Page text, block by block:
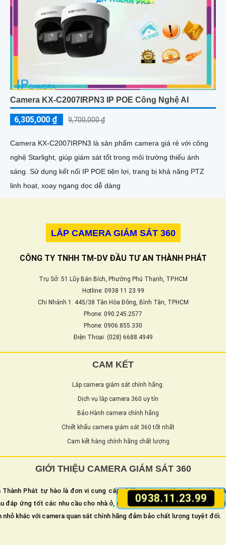
0938.11.23.99
Camera KX-C2007IRPN3 IP POE Công Nghệ AI
6,305,000 ₫ 9,700,000 ₫
Camera KX-C2007IRPN3 là sản phẩm camera giá rẻ với công
nghệ Starlight, giúp giám sát tốt trong môi trường thiếu ánh
sáng. Sử dụng kết nối IP POE tiện lợi, trang bị khả năng PTZ
linh hoạt, xoay ngang dọc dễ dàng
LẮP CAMERA GIÁM SÁT 360
CÔNG TY TNHH TM-DV ĐẦU TƯ AN THÀNH PHÁT
Trụ Sở: 51 Lũy Bán Bích, Phường Phú Thạnh, TP.HCM
Hotline: 0938 11 23 99
Chi Nhánh 1: 445/38 Tân Hòa Đông, Bình Tân, TPHCM
Phone: 090.245.2577
Phone: 0906.855.330
Điện Thoại: (028) 6688.4949
CAM KẾT
Lắp camera giám sát chính hãng.
Dịch vụ lắp camera 360 uy tín
Bảo Hành camera chính hãng
Chiết khấu camera giám sát 360 tốt nhất
Cam kết hàng chính hãng chất lượng
GIỚI THIỆU CAMERA GIÁM SÁT 360
Thành Phát tự hào là đơn vị cung cấp và lắp camera giám sát an ninh
đáp ứng tốt các nhu cầu cho nhà ở, cửa hàng, văn phòng hay các xí
nhỏ khác với camera quan sát chính hãng đảm bảo chất lượng tuyệt đối.